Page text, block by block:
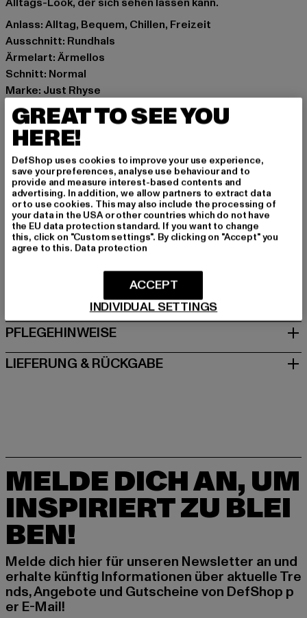
Anlass: Alltag, Bequem, Chillen, Freizeit
Ausschnitt: Rundhals
Ärmelart: Ärmellos
Schnitt: Normal
Marke: Just Rhyse
Kat.: Tanks & Camis
Farbe: rot, grün
Hersteller Farbe: green colored
Materialzusammensetzung: 50% Baumwolle, 50%
Polyester
Art.Nr: JRTT251COL-10103
Hersteller: TB International GmbH |info@tbint.de
Dr.-Robert-Murjahn-Straße 7 | 64372 Ober-Ramstadt |
DE
GRÖSSE & PASSFORM
PFLEGEHINWEISE
LIEFERUNG & RÜCKGABE
MELDE DICH AN, UM
INSPIRIERT ZU BLEI
BEN!
Melde dich hier für unseren Newsletter an und
erhalte künftig Informationen über aktuelle Tre
nds, Angebote und Gutscheine von DefShop p
er E-Mail!
GREAT TO SEE YOU
HERE!
DefShop uses cookies to improve your use experience,
save your preferences, analyse use behaviour and to
provide and measure interest-based contents and
advertising. In addition, we allow partners to extract data
or to use cookies. This may also include the processing of
your data in the USA or other countries which do not have
the EU data protection standard. If you want to change
this, click on "Custom settings". By clicking on "Accept" you
agree to this. Data protection
INDIVIDUAL SETTINGS
ACCEPT